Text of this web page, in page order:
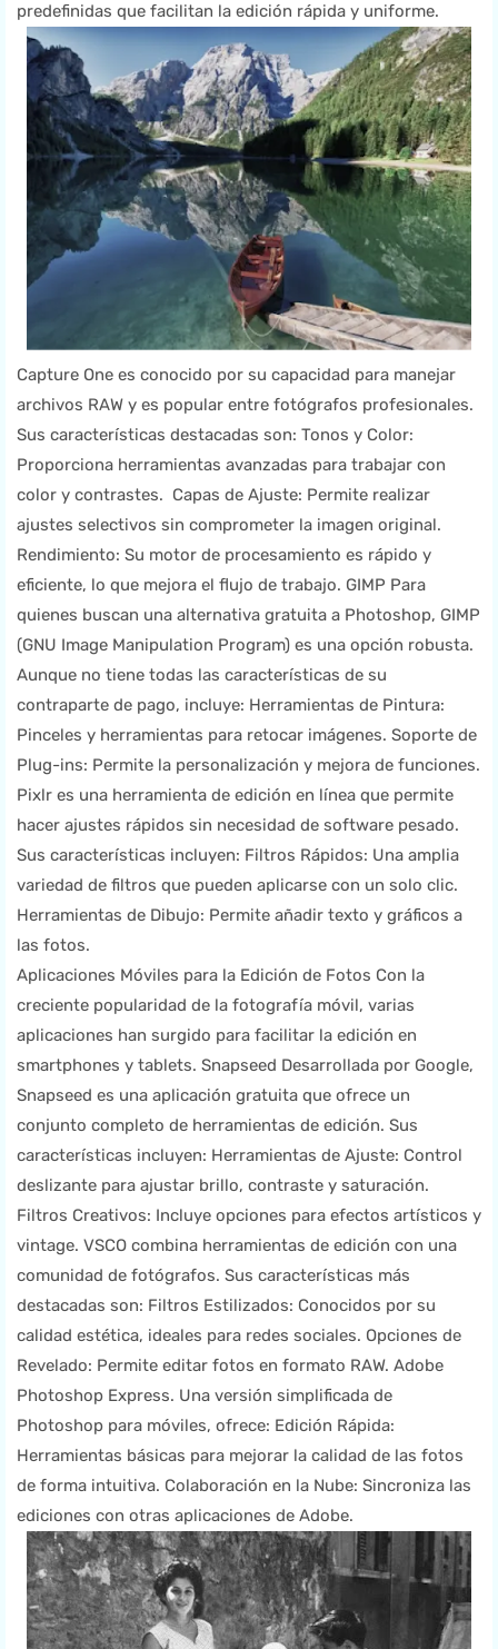
predefinidas que facilitan la edición rápida y uniforme.
Capture One es conocido por su capacidad para manejar
archivos RAW y es popular entre fotógrafos profesionales.
Sus características destacadas son: Tonos y Color:
Proporciona herramientas avanzadas para trabajar con
color y contrastes. Capas de Ajuste: Permite realizar
ajustes selectivos sin comprometer la imagen original.
Rendimiento: Su motor de procesamiento es rápido y
eficiente, lo que mejora el flujo de trabajo. GIMP Para
quienes buscan una alternativa gratuita a Photoshop, GIMP
(GNU Image Manipulation Program) es una opción robusta.
Aunque no tiene todas las características de su
contraparte de pago, incluye: Herramientas de Pintura:
Pinceles y herramientas para retocar imágenes. Soporte de
Plug-ins: Permite la personalización y mejora de funciones.
Pixlr es una herramienta de edición en línea que permite
hacer ajustes rápidos sin necesidad de software pesado.
Sus características incluyen: Filtros Rápidos: Una amplia
variedad de filtros que pueden aplicarse con un solo clic.
Herramientas de Dibujo: Permite añadir texto y gráficos a
las fotos.
Aplicaciones Móviles para la Edición de Fotos Con la
creciente popularidad de la fotografía móvil, varias
aplicaciones han surgido para facilitar la edición en
smartphones y tablets. Snapseed Desarrollada por Google,
Snapseed es una aplicación gratuita que ofrece un
conjunto completo de herramientas de edición. Sus
características incluyen: Herramientas de Ajuste: Control
deslizante para ajustar brillo, contraste y saturación.
Filtros Creativos: Incluye opciones para efectos artísticos y
vintage. VSCO combina herramientas de edición con una
comunidad de fotógrafos. Sus características más
destacadas son: Filtros Estilizados: Conocidos por su
calidad estética, ideales para redes sociales. Opciones de
Revelado: Permite editar fotos en formato RAW. Adobe
Photoshop Express. Una versión simplificada de
Photoshop para móviles, ofrece: Edición Rápida:
Herramientas básicas para mejorar la calidad de las fotos
de forma intuitiva. Colaboración en la Nube: Sincroniza las
ediciones con otras aplicaciones de Adobe.